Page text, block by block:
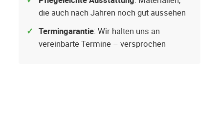
die auch nach Jahren noch gut aussehen
Termingarantie: Wir halten uns an
vereinbarte Termine – versprochen